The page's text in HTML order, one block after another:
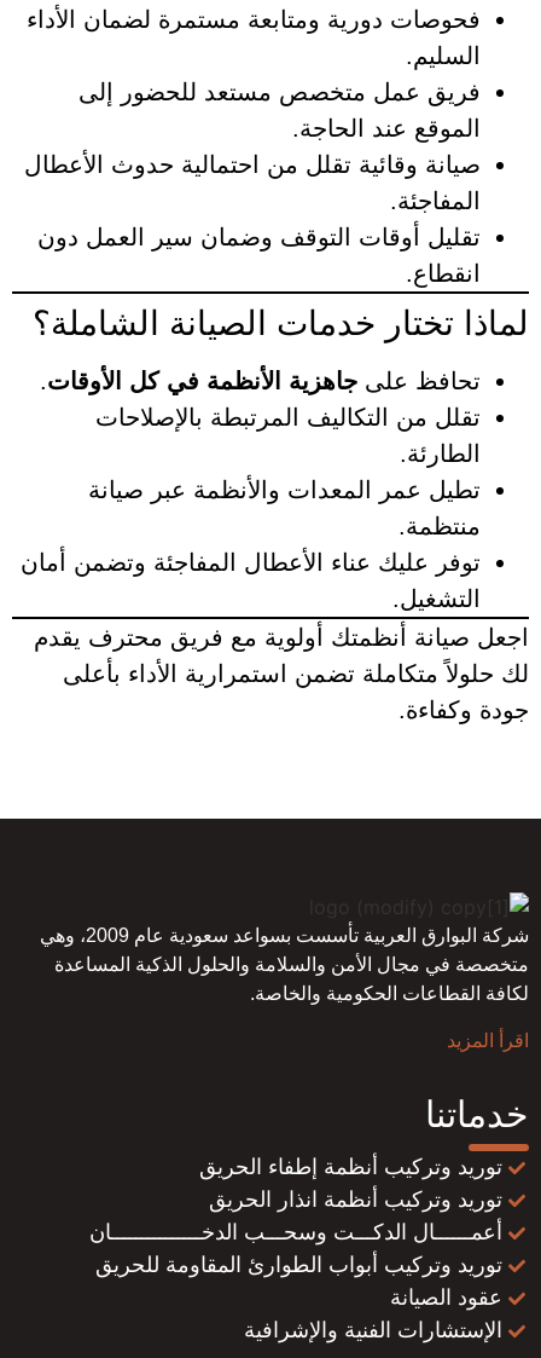
فحوصات دورية ومتابعة مستمرة لضمان الأداء
السليم.
فريق عمل متخصص مستعد للحضور إلى
الموقع عند الحاجة.
صيانة وقائية تقلل من احتمالية حدوث الأعطال
المفاجئة.
تقليل أوقات التوقف وضمان سير العمل دون
انقطاع.
لماذا تختار خدمات الصيانة الشاملة؟
تحافظ على جاهزية الأنظمة في كل الأوقات.
تقلل من التكاليف المرتبطة بالإصلاحات
الطارئة.
تطيل عمر المعدات والأنظمة عبر صيانة
منتظمة.
توفر عليك عناء الأعطال المفاجئة وتضمن أمان
التشغيل.
اجعل صيانة أنظمتك أولوية مع فريق محترف يقدم
لك حلولاً متكاملة تضمن استمرارية الأداء بأعلى
جودة وكفاءة.
شركة البوارق العربية تأسست بسواعد سعودية عام 2009، وهي
متخصصة في مجال الأمن والسلامة والحلول الذكية المساعدة
لكافة القطاعات الحكومية والخاصة.
اقرأ المزيد
خدماتنا
توريد وتركيب أنظمة إطفاء الحريق
توريد وتركيب أنظمة انذار الحريق
أعمــــــال الدكـــت وسحـــب الدخـــــــــــــــان
توريد وتركيب أبواب الطوارئ المقاومة للحريق
عقود الصيانة
الإستشارات الفنية والإشرافية